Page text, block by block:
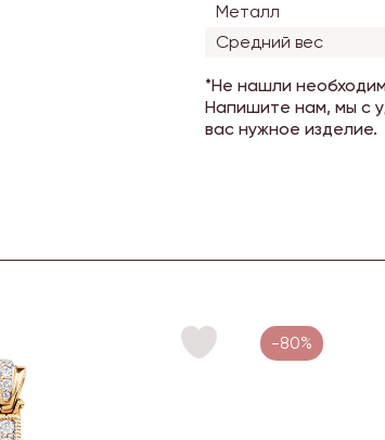
Металл
Средний вес
*Не нашли
Напишите нам, мы с
вас нужное изделие.
-80%